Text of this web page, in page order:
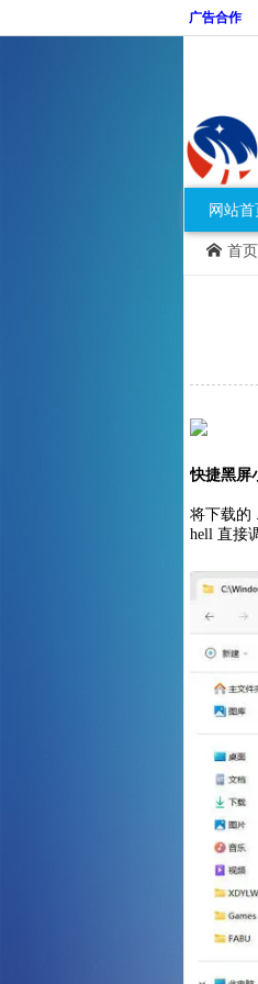
广告合作
网站首
首页
快捷黑屏
将下载的
hell 直接